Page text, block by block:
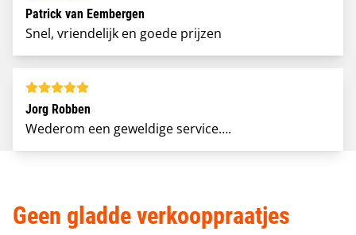
Patrick van Eembergen
Snel, vriendelijk en goede prijzen
Jorg Robben
Wederom een geweldige service….
Geen gladde verkooppraatjes